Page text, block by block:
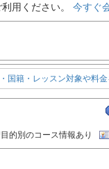
用ください。 今すぐ
国籍・レッスン対象や料金
的別のコース情報あり